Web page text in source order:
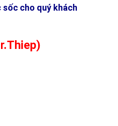
sốc cho quý khách